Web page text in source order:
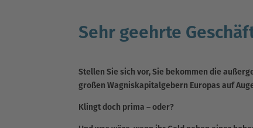
Sehr geehrte
Stellen Sie sich vor, Sie bekommen die
großen Wagniskapitalgebern Europas auf
Klingt doch prima – oder?